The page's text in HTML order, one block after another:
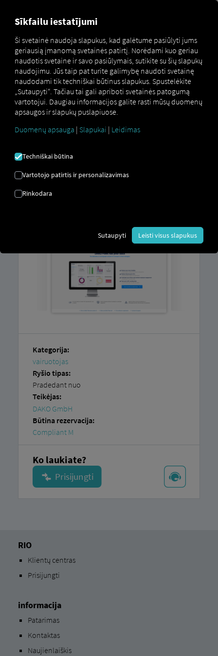
Marketplace Connectors DAKO Fleet Connect
DAKO FLEET CONNECT
„DAKO Fleet“ paslaugaDAKO GmbH
paslaugų duomenis.
Kategorija:
vairuotojas
Ryšio tipas:
Pradedant nuo
Teikėjas:
DAKO GmbH
Būtina rezervacija:
Compliant M
Ko laukiate?
RIO
Klientų centras
Prisijungti
informacija
Patarimas
Kontaktas
Naujienlaiškis
Sīkfailu iestatījumi
Ši svetainė naudoja slapukus, kad galėtume pasiūlyti jums
geriausią įmanomą svetainės patirtį. Norėdami kuo geriau
naudotis svetaine ir savo pasiūlymais, sutikite su šių slapukų
naudojimu. Jūs taip pat turite galimybę naudoti svetainę
naudodami tik techniškai būtinus slapukus. Spustelėkite
„Sutaupyti“. Tačiau tai gali apriboti svetainės patogumą
vartotojui. Daugiau informacijos galite rasti mūsų duomenų
apsaugos ir slapukų puslapiuose.
Duomenų apsauga | Slapukai | Leidimas
Techniškai būtina
Vartotojo patirtis ir personalizavimas
Rinkodara
Sutaupyti Leisti visus slapukus